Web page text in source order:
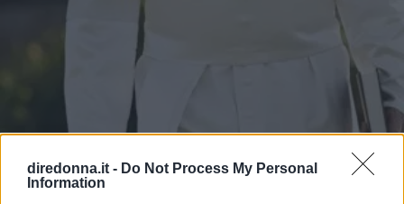
diredonna.it - Do Not Process My Personal
Information